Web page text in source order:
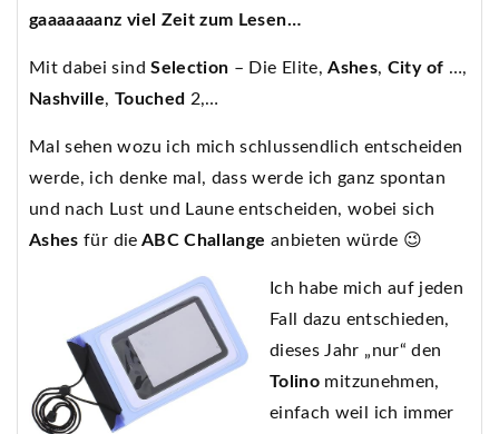
gaaaaaaanz viel Zeit zum Lesen…
Mit dabei sindSelection – Die Elite,Ashes, City of …,
Nashville, Touched 2,…
Mal sehen wozu ich mich schlussendlich entscheiden
werde, ich denke mal, dass werde ich ganz spontan
und nach Lust und Laune entscheiden, wobei sich
Ashesfür die ABC Challange anbieten würde 😉
Ich habe mich auf jeden
Fall dazu entschieden,
dieses Jahr „nur“ den
Tolino mitzunehmen,
einfach weil ich immer